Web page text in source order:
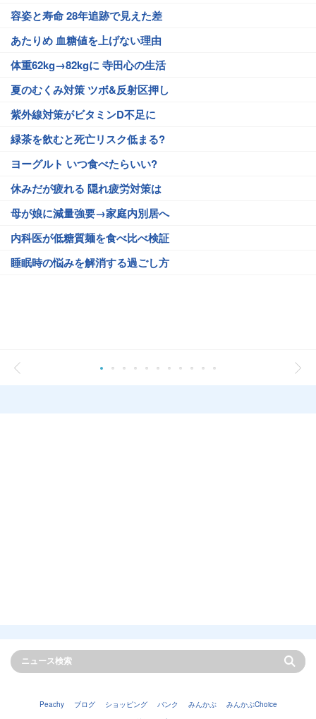
容姿と寿命 28年追跡で見えた差
あたりめ 血糖値を上げない理由
体重62kg→82kgに 寺田心の生活
夏のむくみ対策 ツボ&反射区押し
紫外線対策がビタミンD不足に
緑茶を飲むと死亡リスク低まる?
ヨーグルト いつ食べたらいい?
休みだが疲れる 隠れ疲労対策は
母が娘に減量強要→家庭内別居へ
内科医が低糖質麺を食べ比べ検証
睡眠時の悩みを解消する過ごし方
Peachy ブログ ショッピング バンク みんかぶ
みんかぶChoice